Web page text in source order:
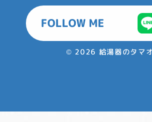
FOLLOW ME
© 2026 給湯器のタマ